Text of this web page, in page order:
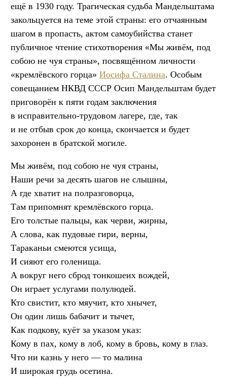
ещё в 1930 году. Трагическая судьба Мандельштама
закольцуется на теме этой страны: его отчаянным
шагом в пропасть, актом самоубийства станет
публичное чтение стихотворения «Мы живём, под
собою не чуя страны», посвящённом личности
«кремлёвского горца» Иосифа Сталина. Особым
совещанием НКВД СССР Осип Мандельштам будет
приговорён к пяти годам заключения
в исправительно-трудовом лагере, где, так
и не отбыв срок до конца, скончается и будет
захоронен в братской могиле.
Мы живём, под собою не чуя страны,
Наши речи за десять шагов не слышны,
А где хватит на полразговорца,
Там припомнят кремлёвского горца.
Его толстые пальцы, как черви, жирны,
А слова, как пудовые гири, верны,
Тараканьи смеются усища,
И сияют его голенища.
А вокруг него сброд тонкошеих вождей,
Он играет услугами полулюдей.
Кто свистит, кто мяучит, кто хнычет,
Он один лишь бабачит и тычет,
Как подкову, куёт за указом указ:
Кому в пах, кому в лоб, кому в бровь, кому в глаз.
Что ни казнь у него — то малина
И широкая грудь осетина.